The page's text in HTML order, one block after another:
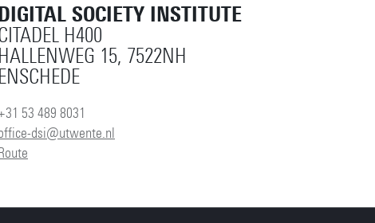
SOCIETY INSTITUTE
H400
HALLENWEG 15, 7522NH
ENSCHEDE
53 489 8031
dsi@utwente.nl